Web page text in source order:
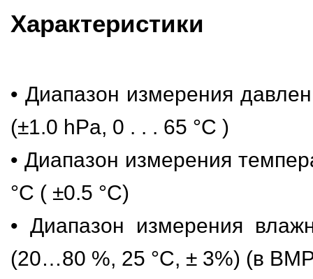
Характеристики
• Диапазон измерения
(±1.0 hPa, 0 . . . 65 °C )
• Диапазон измерения
°C ( ±0.5 °C)
• Диапазон измерения
(20…80 %, 25 °C, ± 3%) (в